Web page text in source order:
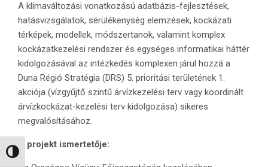
Nagy kontraszt váltása
A klímaváltozási vonatkozású adatbázis-fejlesztések,
hatásvizsgálatok, sérülékenység elemzések, kockázati
térképek, modellek, módszertanok, valamint komplex
kockázatkezelési rendszer és egységes informatikai háttér
kidolgozásával az intézkedés komplexen járul hozzá a
Duna Régió Stratégia (DRS) 5. prioritási területének 1.
akciója (vízgyűjtő szintű árvízkezelési terv vagy koordinált
árvízkockázat-kezelési terv kidolgozása) sikeres
megvalósításához.
A projekt ismertetője: